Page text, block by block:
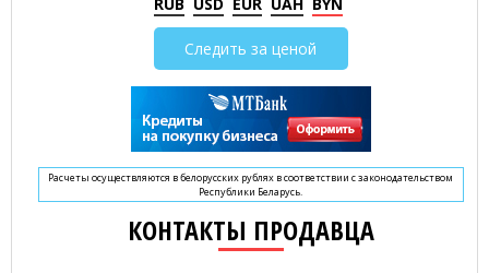
Следить за ценой
Расчеты осуществляются в белорусских рублях в соответствии с законодательством
Республики Беларусь.
КОНТАКТЫ ПРОДАВЦА